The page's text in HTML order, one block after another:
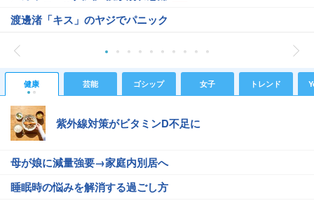
渡邊渚「キス」のヤジでパニック
健康 芸能 ゴシップ 女子 トレンド
紫外線対策がビタミンD不足に
母が娘に減量強要→家庭内別居へ
睡眠時の悩みを解消する過ごし方